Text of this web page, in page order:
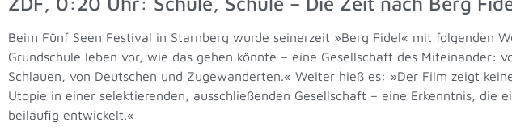
Beim Fünf Seen Festival in Starnberg wurde seinerzeit »Berg Fidel« mit folgenden
Grundschule leben vor, wie das gehen könnte – eine Gesellschaft des Miteinander:
Schlauen, von Deutschen und Zugewanderten.« Weiter hieß es: »Der Film zeigt
Utopie in einer selektierenden, ausschließenden Gesellschaft – eine Erkenntnis, die
beiläufig entwickelt.«